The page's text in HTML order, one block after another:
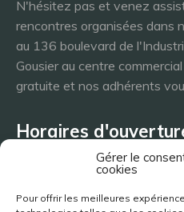
Gérer le
cookies
Pour offrir les meilleures
N'hésitez pas et venez
rencontres organisées dans
au 136 boulevard de
Gousier au centre
gratuite et nos adhérents
Horaires
Mardi 8h - 23h